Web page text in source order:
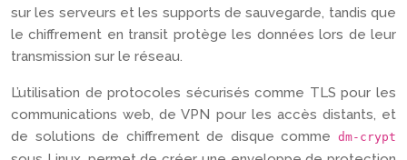
sur les serveurs et les supports de sauvegarde, tandis que
le chiffrement en transit protège les données lors de leur
transmission sur le réseau.
L’utilisation de protocoles sécurisés comme TLS pour les
communications web, de VPN pour les accès distants, et
de solutions de chiffrement de disque comme dm-crypt